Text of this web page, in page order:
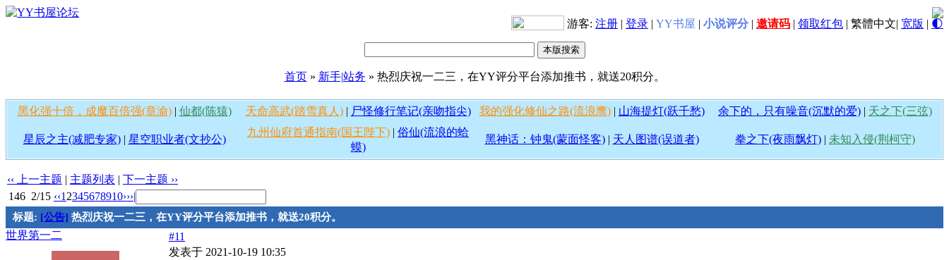
游客: 注册 | 登录 | YY书屋 | 小说评分 | 邀请码 | 领取红包 | 繁體中文| 宽版 | 🌓
首页» 新手|站务 » 热烈庆祝一二三，在YY评分平台添加推书，就送20积分。
黑化强十倍，成魔百倍强(章渝)| 仙都(陈猿) 天命高武(踏雪真人)| 尸怪修行笔记(亲吻指尖) 我的强化修仙之路(流浪鹰)| 山海提灯(跃千愁) 余下的，只有噪音(沉默的爱) | 天之下(三弦)
星辰之主(减肥专家)| 星空职业者(文抄公)
九州仙府首通指南(国王陛下) | 俗仙(流浪的蛤
蟆)
黑神话：钟鬼(蒙面怪客)| 天人图谱(误道者) 拳之下(夜雨飘灯) | 未知入侵(荆柯守)
‹‹ 上一主题 | 主题列表 | 下一主题 ››
146 2/15 ‹‹1 2345678910›››|
标题: [公告] 热烈庆祝一二三，在YY评分平台添加推书，就送20积分。
世界第一二
#11
发表于 2021-10-19 10:35